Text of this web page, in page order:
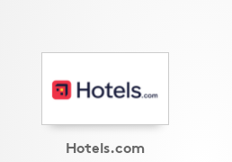
Hotels.com